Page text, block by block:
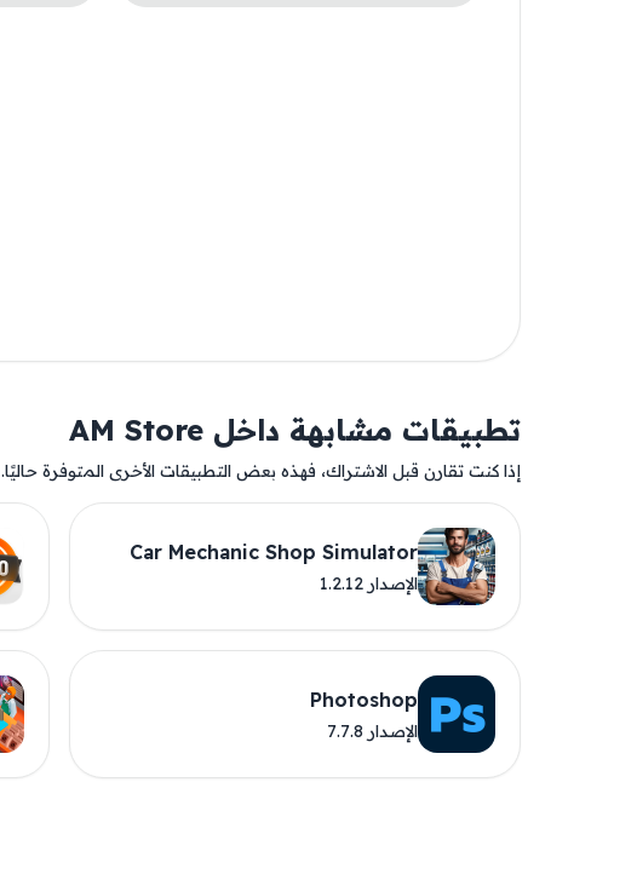
تطبيقات مشابهة داخل AM Store
إذا كنت تقارن قبل الاشتراك، فهذه بعض التطبيقات الأخرى المتوفرة حاليًا.
Car Mechanic Shop Simulator
الإصدار 1.2.12
Photoshop
الإصدار 7.7.8